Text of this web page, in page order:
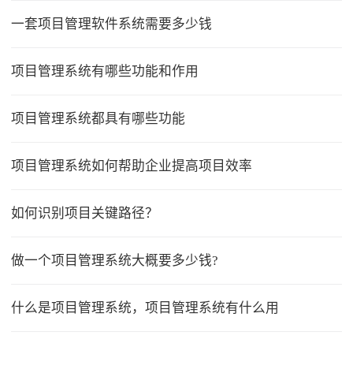
一套项目管理软件系统需要多少钱
项目管理系统有哪些功能和作用
项目管理系统都具有哪些功能
项目管理系统如何帮助企业提高项目效率
如何识别项目关键路径？
做一个项目管理系统大概要多少钱?
什么是项目管理系统，项目管理系统有什么用